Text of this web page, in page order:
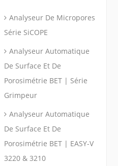
Analyseur De Micropores
Série SiCOPE
Analyseur Automatique
De Surface Et De
Porosimétrie BET | Série
Grimpeur
Analyseur Automatique
De Surface Et De
Porosimétrie BET | EASY-V
3220 & 3210